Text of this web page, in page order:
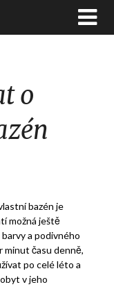
o
bazén je
možná ještě
a podivného
minut času denně,
po celé léto a
v jeho